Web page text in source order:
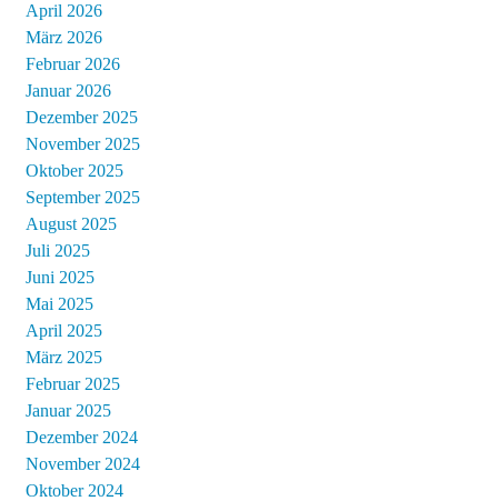
April 2026
März 2026
Februar 2026
Januar 2026
Dezember 2025
November 2025
Oktober 2025
September 2025
August 2025
Juli 2025
Juni 2025
Mai 2025
April 2025
März 2025
Februar 2025
Januar 2025
Dezember 2024
November 2024
Oktober 2024